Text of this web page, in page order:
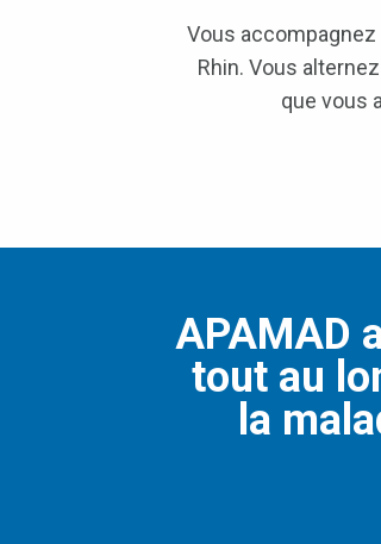
Vous accompagnez
Rhin. Vous
que vous
APAMAD
tout au
la